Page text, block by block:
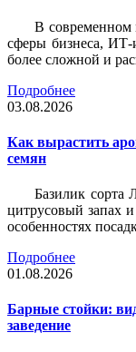
В современном
сферы бизнеса, ИТ-
более сложной и
Подробнее
03.08.2026
Как вырастить
семян
Базилик сорта
цитрусовый запах
особенностях
Подробнее
01.08.2026
Барные стойки:
заведение